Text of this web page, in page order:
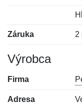
Záruka 2
Výrobca
Firma
Adresa